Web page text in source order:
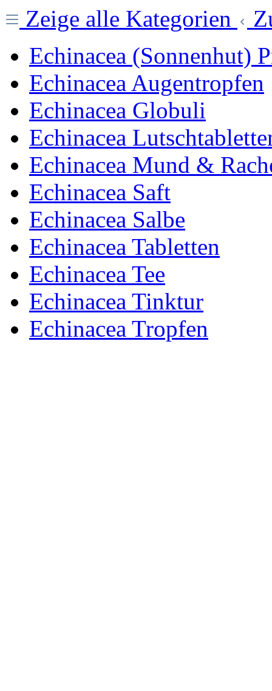
Zeige alle Kategorien
Echinacea (Sonnenhut)
Echinacea Augentropfen
Echinacea Globuli
Echinacea
Echinacea Mund &
Echinacea Saft
Echinacea Salbe
Echinacea Tabletten
Echinacea Tee
Echinacea Tinktur
Echinacea Tropfen